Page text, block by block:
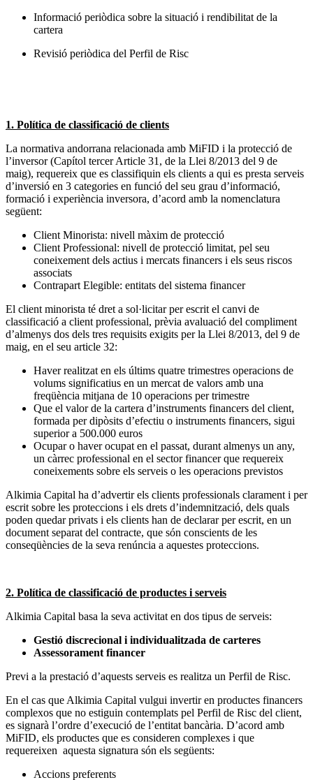
Informació periòdica sobre la situació i rendibilitat de la
cartera
Revisió periòdica del Perfil de Risc
1. Política de classificació de clients
La normativa andorrana relacionada amb MiFID i la protecció de
l’inversor (Capítol tercer Article 31, de la Llei 8/2013 del 9 de
maig), requereix que es classifiquin els clients a qui es presta serveis
d’inversió en 3 categories en funció del seu grau d’informació,
formació i experiència inversora, d’acord amb la nomenclatura
següent:
Client Minorista: nivell màxim de protecció
Client Professional: nivell de protecció limitat, pel seu
coneixement dels actius i mercats financers i els seus riscos
associats
Contrapart Elegible: entitats del sistema financer
El client minorista té dret a sol·licitar per escrit el canvi de
classificació a client professional, prèvia avaluació del compliment
d’almenys dos dels tres requisits exigits per la Llei 8/2013, del 9 de
maig, en el seu article 32:
Haver realitzat en els últims quatre trimestres operacions de
volums significatius en un mercat de valors amb una
freqüència mitjana de 10 operacions per trimestre
Que el valor de la cartera d’instruments financers del client,
formada per dipòsits d’efectiu o instruments financers, sigui
superior a 500.000 euros
Ocupar o haver ocupat en el passat, durant almenys un any,
un càrrec professional en el sector financer que requereix
coneixements sobre els serveis o les operacions previstos
Alkimia Capital ha d’advertir els clients professionals clarament i per
escrit sobre les proteccions i els drets d’indemnització, dels quals
poden quedar privats i els clients han de declarar per escrit, en un
document separat del contracte, que són conscients de les
conseqüències de la seva renúncia a aquestes proteccions.
2. Política de classificació de productes i serveis
Alkimia Capital basa la seva activitat en dos tipus de serveis:
Gestió discrecional i individualitzada de carteres
Assessorament financer
Previ a la prestació d’aquests serveis es realitza un Perfil de Risc.
En el cas que Alkimia Capital vulgui invertir en productes financers
complexos que no estiguin contemplats pel Perfil de Risc del client,
es signarà l’ordre d’execució de l’entitat bancària. D’acord amb
MiFID, els productes que es consideren complexes i que
requereixen aquesta signatura són els següents:
Accions preferents